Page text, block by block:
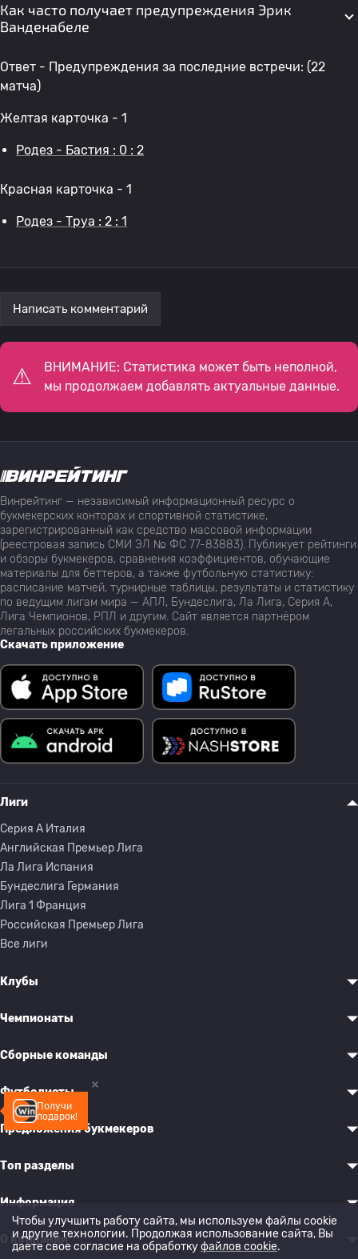
Как часто получает предупреждения Эрик
Ванденабеле
Ответ - Предупреждения за последние встречи: (22
матча)
Желтая карточка - 1
Родез - Бастия : 0 : 2
Красная карточка - 1
Родез - Труа : 2 : 1
Написать комментарий
ВНИМАНИЕ: Статистика может быть неполной,
мы продолжаем добавлять актуальные данные.
Получи
подарок!
Винрейтинг — независимый информационный ресурс о
букмекерских конторах и спортивной статистике,
зарегистрированный как средство массовой информации
(реестровая запись СМИ ЭЛ № ФС 77-83883). Публикует рейтинги
и обзоры букмекеров, сравнения коэффициентов, обучающие
материалы для беттеров, а также футбольную статистику:
расписание матчей, турнирные таблицы, результаты и статистику
по ведущим лигам мира — АПЛ, Бундеслига, Ла Лига, Серия А,
Лига Чемпионов, РПЛ и другим. Сайт является партнёром
легальных российских букмекеров.
Скачать приложение
Лиги
Серия A Италия
Английская Премьер Лига
Ла Лига Испания
Бундеслига Германия
Лига 1 Франция
Российская Премьер Лига
Все лиги
Клубы
Чемпионаты
Сборные команды
Футболисты
Предложения букмекеров
Топ разделы
Информация
О компании
Чтобы улучшить работу сайта, мы используем файлы cookie
и другие технологии. Продолжая использование сайта, Вы
даете свое согласие на обработкуфайлов cookie.